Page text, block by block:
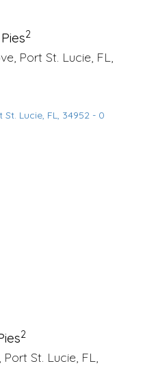
2
Port St. Lucie, FL,
2
St. Lucie, FL,